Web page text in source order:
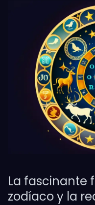
La fascinante
zodíaco y la